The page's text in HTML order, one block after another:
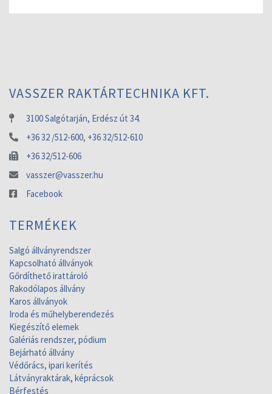
VASSZER RAKTÁRTECHNIKA KFT.
3100 Salgótarján, Erdész út 34.
+36 32 /512-600, +36 32/512-610
+36 32/512-606
vasszer@vasszer.hu
Facebook
TERMÉKEK
Salgó állványrendszer
Kapcsolható állványok
Gőrdíthető irattároló
Rakodólapos állvány
Karos állványok
Iroda és műhelyberendezés
Kiegészítő elemek
Galériás rendszer, pódium
Bejárható állvány
Védőrács, ipari kerítés
Látványraktárak, képrácsok
Bérfestés